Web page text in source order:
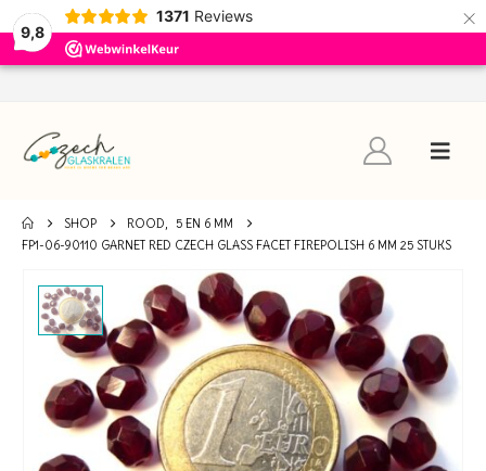
9,8
1371 Reviews ×
SHOP ROOD,
5 EN 6 MM
FP1-06-90110 GARNET RED CZECH GLASS FACET FIREPOLISH 6 MM 25 STUKS